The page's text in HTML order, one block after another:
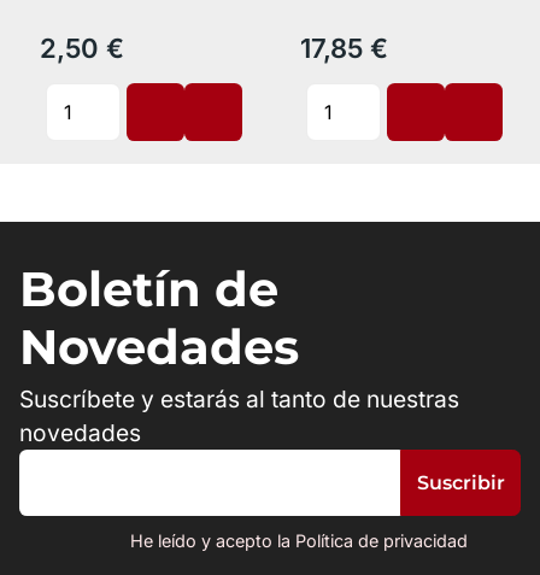
2,50 € 17,85 €
Boletín de
Novedades
Suscríbete y estarás al tanto de nuestras
novedades
He leído y acepto la Política de privacidad